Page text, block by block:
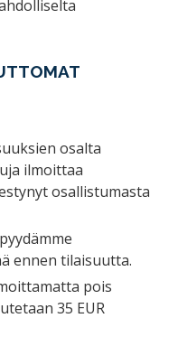
osalta
ilmoittaa
osallistumasta
ennen tilaisuutta.
pois
35 EUR